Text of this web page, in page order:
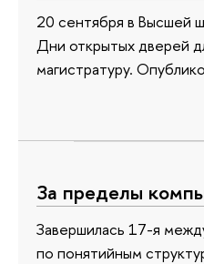
20 сентября в Высшей
Дни открытых дверей
магистратуру.
За пределы
Завершилась 17-я
по понятийным